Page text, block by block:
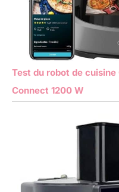
Test du robot de
Connect 1200 W